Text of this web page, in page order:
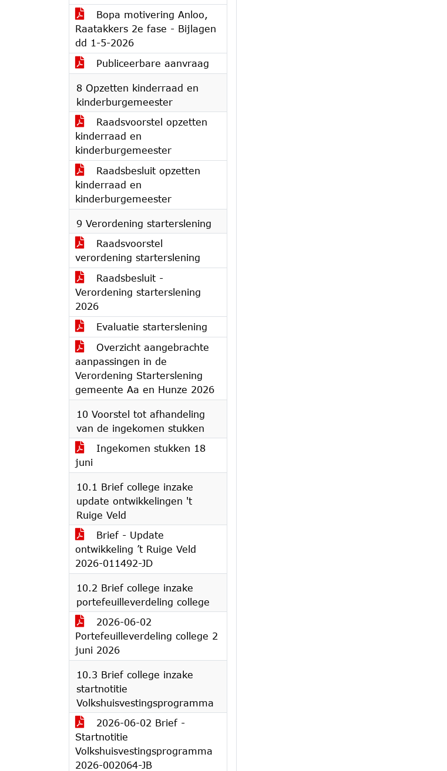
Bopa motivering Anloo,
Raatakkers 2e fase - Bijlagen
dd 1-5-2026
Publiceerbare aanvraag
8 Opzetten kinderraad en
kinderburgemeester
Raadsvoorstel opzetten
kinderraad en
kinderburgemeester
Raadsbesluit opzetten
kinderraad en
kinderburgemeester
9 Verordening starterslening
Raadsvoorstel
verordening starterslening
Raadsbesluit -
Verordening starterslening
2026
Evaluatie starterslening
Overzicht aangebrachte
aanpassingen in de
Verordening Starterslening
gemeente Aa en Hunze 2026
10 Voorstel tot afhandeling
van de ingekomen stukken
Ingekomen stukken 18
juni
10.1 Brief college inzake
update ontwikkelingen 't
Ruige Veld
Brief - Update
ontwikkeling ’t Ruige Veld
2026-011492-JD
10.2 Brief college inzake
portefeuilleverdeling college
2026-06-02
Portefeuilleverdeling college 2
juni 2026
10.3 Brief college inzake
startnotitie
Volkshuisvestingsprogramma
2026-06-02 Brief -
Startnotitie
Volkshuisvestingsprogramma
2026-002064-JB